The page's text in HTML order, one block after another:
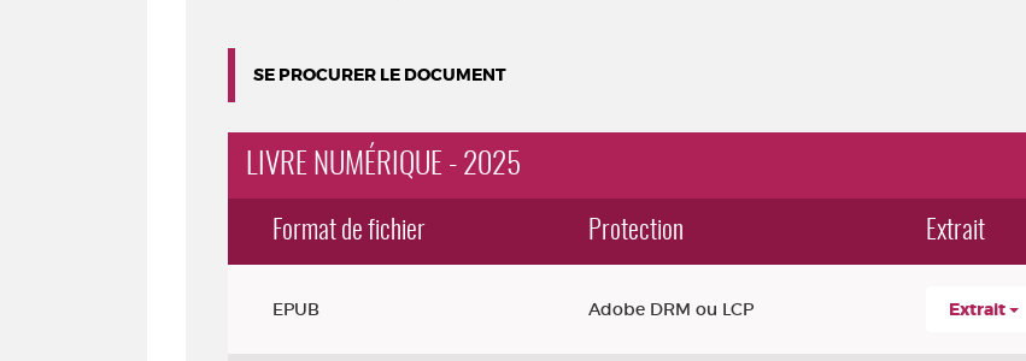
SE PROCURER LE DOCUMENT
LIVRE NUMÉRIQUE - 2025
Format de fichier Protection Extrait
EPUB Adobe DRM ou LCP Extrait